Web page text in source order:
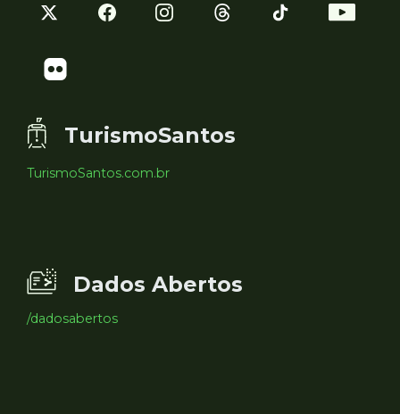
TurismoSantos
TurismoSantos.com.br
Dados Abertos
/dadosabertos